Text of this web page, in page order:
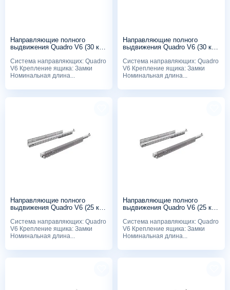
Направляющие полного
выдвижения Quadro V6 (30 кг),
замками
Система направляющих: Quadro
V6 Крепление ящика: Замки
Номинальная длина...
Направляющие полного
выдвижения Quadro V6 (30 кг),
замками
Система направляющих: Quadro
V6 Крепление ящика: Замки
Номинальная длина...
Направляющие полного
выдвижения Quadro V6 (25 кг),
замками
Система направляющих: Quadro
V6 Крепление ящика: Замки
Номинальная длина...
Направляющие полного
выдвижения Quadro V6 (25 кг),
замками
Система направляющих: Quadro
V6 Крепление ящика: Замки
Номинальная длина...